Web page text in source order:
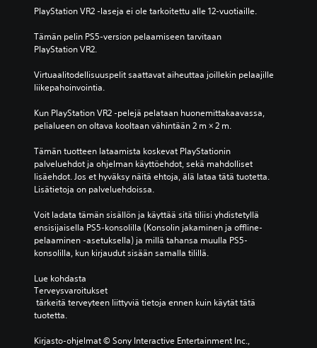
PlayStation VR2 ‑laseja ei ole tarkoitettu alle 12-vuotiaille.
Tämän pelin PS5-version pelaamiseen tarvitaan
PlayStation VR2.
Virtuaalitodellisuuspelit saattavat aiheuttaa joillekin pelaajille
liikepahoinvointia.
Kun PlayStation VR2 -pelejä pelataan huonemittakaavassa,
pelialueen on oltava kooltaan vähintään 2 m × 2 m.
Tämän tuotteen lataamista koskevat PlayStationin
palveluehdot ja ohjelman käyttöehdot, sekä mahdolliset
lisäehdot. Jos et hyväksy näitä ehtoja, älä lataa tätä tuotetta.
Lisätietoja on palveluehdoissa.
Voit ladata tämän sisällön ja käyttää sitä tiliisi yhdistetyllä
ensisijaisella PS5-konsolilla (Konsolin jakaminen ja offline-
pelaaminen -asetuksella) ja millä tahansa muulla PS5-
konsolilla, kun kirjaudut sisään samalla tilillä.
Lue kohdasta
Terveysvaroitukset
tuotetta.
Kirjasto-ohjelmat © Sony Interactive Entertainment Inc.,